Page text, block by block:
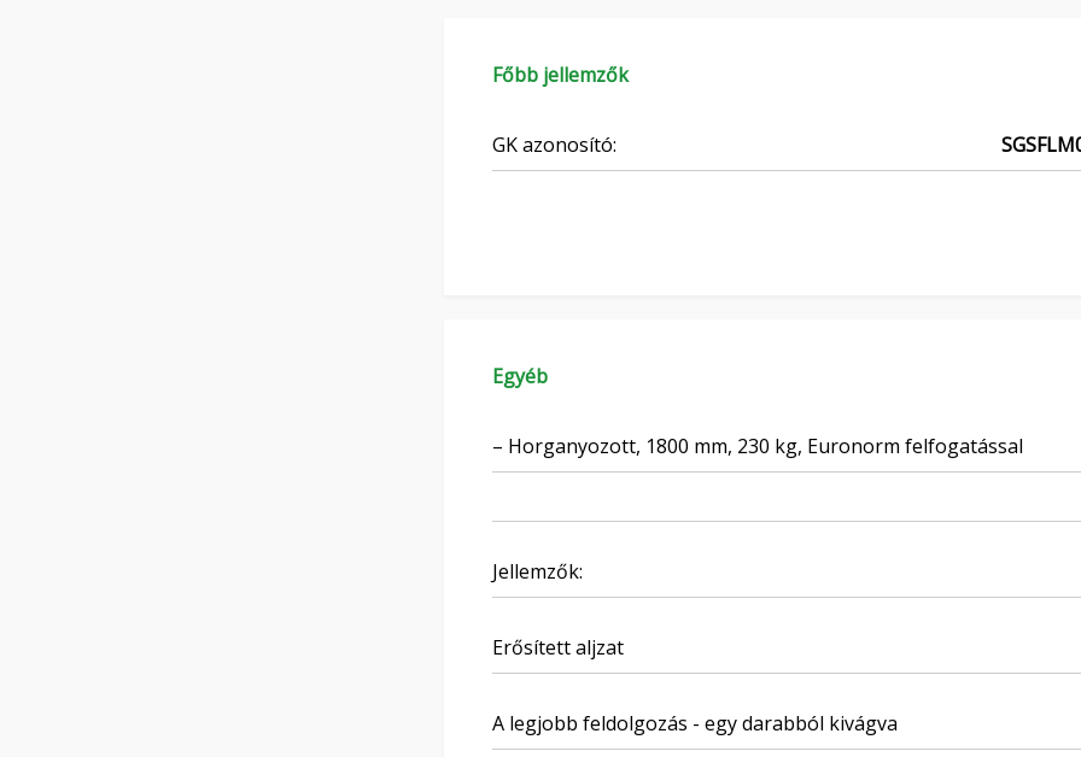
Főbb jellemzők
GK azonosító:
Egyéb
– Horganyozott, 1800 mm, 230 kg, Euronorm felfogatással
Jellemzők:
Erősített aljzat
A legjobb feldolgozás - egy darabból kivágva